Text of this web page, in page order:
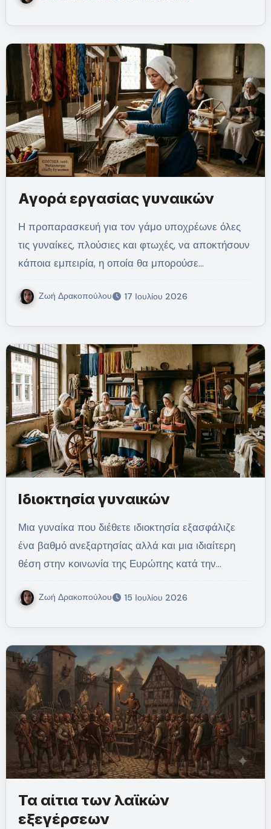
Αγορά εργασίας γυναικών
Η προπαρασκευή για τον γάμο υποχρέωνε όλες
τις γυναίκες, πλούσιες και φτωχές, να αποκτήσουν
κάποια εμπειρία, η οποία θα μπορούσε…
Ζωή Δρακοπούλου 17 Ιουλίου 2026
Ιδιοκτησία γυναικών
Μια γυναίκα που διέθετε ιδιοκτησία εξασφάλιζε
ένα βαθμό ανεξαρτησίας αλλά και μια ιδιαίτερη
θέση στην κοινωνία της Ευρώπης κατά την…
Ζωή Δρακοπούλου 15 Ιουλίου 2026
Τα αίτια των λαϊκών
εξεγέρσεων